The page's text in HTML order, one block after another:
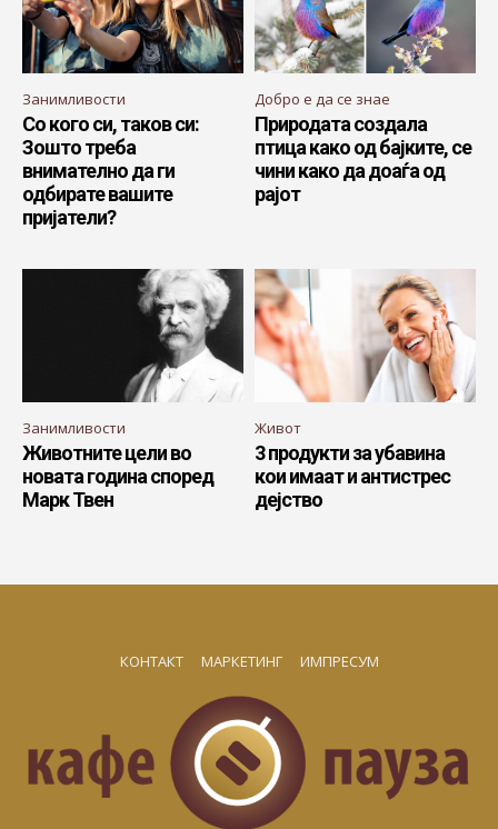
Занимливости
Со кого си, таков си:
Зошто треба
внимателно да ги
одбирате вашите
пријатели?
Добро е да се знае
Природата создала
птица како од бајките, се
чини како да доаѓа од
рајот
Занимливости
Животните цели во
новата година според
Марк Твен
Живот
3 продукти за убавина
кои имаат и антистрес
дејство
КОНТАКТ МАРКЕТИНГ ИМПРЕСУМ